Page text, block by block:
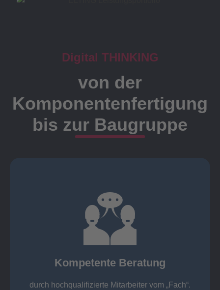
Digital THINKING
von der
Komponentenfertigung
bis zur Baugruppe
Kompetente Beratung
durch hochqualifizierte Mitarbeiter vom „Fach“.
Kompetente Beratung durch
„Fach“.
findet die Kundenbetreuung ausschließlich durch
Meister, Techniker oder Ingenieure statt.
Ansprechpartner